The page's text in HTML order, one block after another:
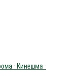
· Кинешма ·